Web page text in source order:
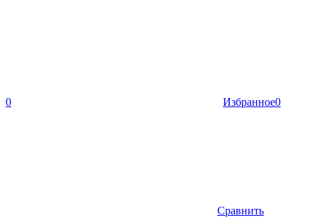
0 Избранное0
Сравнить